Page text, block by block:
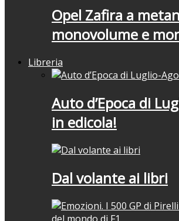
Opel Zafira a
monovolume e
Libreria
Auto d’Epoca di
in edicola!
Dal volante ai libri